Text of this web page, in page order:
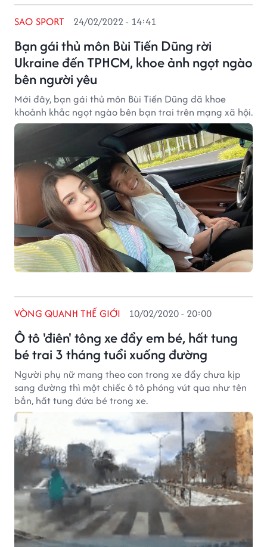
Bạn gái thủ môn Bùi Tiến Dũng rời
Ukraine đến TPHCM, khoe ảnh ngọt ngào
bên người yêu
SAO SPORT 24/02/2022 - 14:41
Mới đây, bạn gái thủ môn Bùi Tiến Dũng đã khoe
khoảnh khắc ngọt ngào bên bạn trai trên mạng xã hội.
Ô tô 'điên' tông xe đẩy em bé, hất tung
bé trai 3 tháng tuổi xuống đường
VÒNG QUANH THẾ GIỚI 10/02/2020 - 20:00
Người phụ nữ mang theo con trong xe đẩy chưa kịp
sang đường thì một chiếc ô tô phóng vút qua như tên
bắn, hất tung đứa bé trong xe.